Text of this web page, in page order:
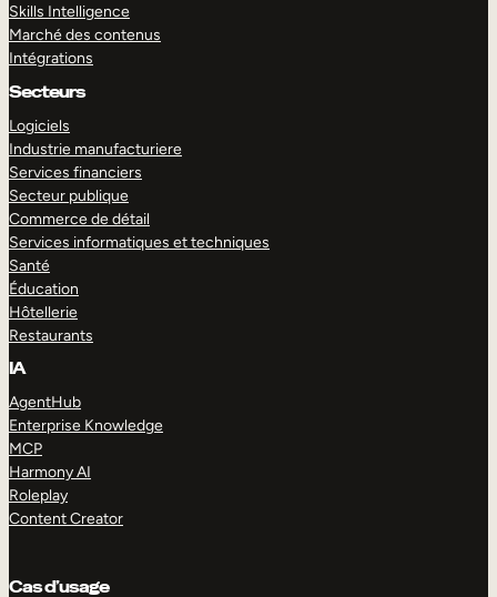
Skills Intelligence
Marché des contenus
Intégrations
Secteurs
Logiciels
Industrie manufacturiere
Services financiers
Secteur publique
Commerce de détail
Services informatiques et techniques
Santé
Éducation
Hôtellerie
Restaurants
IA
AgentHub
Enterprise Knowledge
MCP
Harmony AI
Roleplay
Content Creator
Cas d’usage